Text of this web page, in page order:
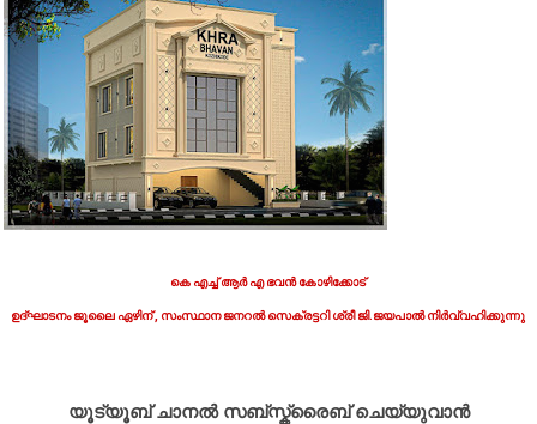
കെ എച്ച് ആർ എ ഭവൻ കോഴിക്കോട്
ഉദ്ഘാടനം ജൂലൈ ഏഴിന് , സംസ്ഥാന ജനറൽ സെക്രട്ടറി ശ്രീ ജി.ജയപാൽ നിർവ്വഹിക്കുന്നു
യൂട്യൂബ് ചാനൽ സബ്സ്ക്രൈബ് ചെയ്യുവാൻ